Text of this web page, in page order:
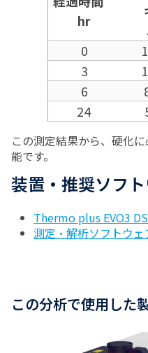
hr
0
3
6
24
この測定結果から、硬化
能です。
装置・推奨ソフ
Thermo plus EVO3
測定・解析ソフトウ
この分析で使用した